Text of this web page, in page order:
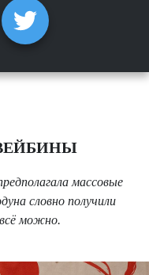
массовые
словно получили
можно.